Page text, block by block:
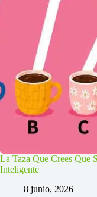
La Taza Que Crees Que
Inteligente
8 junio, 2026